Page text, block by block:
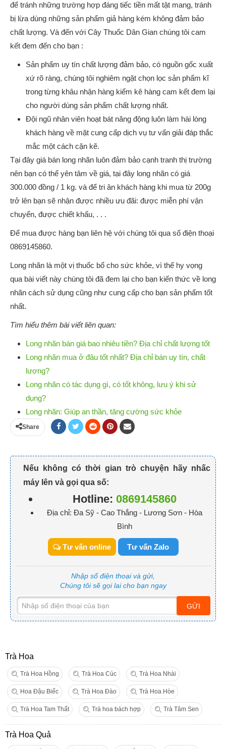
để tránh những trường hợp đáng tiếc tiền mất tật mang, tránh
bị lừa dùng những sản phẩm giả hàng kém không đảm bảo
chất lượng. Và đến với Cây Thuốc Dân Gian chúng tôi cam
kết đem đến cho bạn :
Sản phẩm uy tín chất lượng đảm bảo, có nguồn gốc xuất
xứ rõ ràng, chúng tôi nghiêm ngặt chọn lọc sản phẩm kĩ
trong từng khâu nhận hàng kiểm kê hàng cam kết đem lại
cho người dùng sản phẩm chất lượng nhất.
Đội ngũ nhân viên hoạt bát năng động luôn làm hài lòng
khách hàng về mặt cung cấp dịch vụ tư vấn giải đáp thắc
mắc một cách cặn kẽ.
Tại đây giá bán long nhãn luôn đảm bảo cạnh tranh thị trường
nên bạn có thể yên tâm về giá, tại đây long nhãn có giá
300.000 đồng / 1 kg. và để tri ân khách hàng khi mua từ 200g
trở lên bạn sẽ nhận được nhiều ưu đãi: được miễn phí vận
chuyển, được chiết khấu, . . .
Để mua được hàng bạn liên hệ với chúng tôi qua số điện thoại
0869145860.
Long nhãn là một vị thuốc bổ cho sức khỏe, vì thế hy vọng
qua bài viết này chúng tôi đã đem lại cho bạn kiến thức về long
nhãn cách sử dụng cũng như cung cấp cho bạn sản phẩm tốt
nhất.
Tìm hiểu thêm bài viết liên quan:
Long nhãn bán giá bao nhiêu tiền? Địa chỉ chất lượng tốt
Long nhãn mua ở đâu tốt nhất? Địa chỉ bán uy tín, chất
lượng?
Long nhãn có tác dụng gì, có tốt không, lưu ý khi sử
dụng?
Long nhãn: Giúp an thần, tăng cường sức khỏe
Share
Nếu không có thời gian trò chuyện hãy nhấc
máy lên và gọi qua số:
Hotline: 0869145860
Địa chỉ: Đa Sỹ - Cao Thắng - Lương Sơn - Hòa
Bình
Tư vấn online Tư vấn Zalo
Nhập số điện thoại và gửi,
Chúng tôi sẽ gọi lai cho bạn ngay
GỬI
Trà Hoa
Trà Hoa Hồng Trà Hoa Cúc Trà Hoa Nhài
Hoa Đậu Biếc Trà Hoa Đào Trà Hoa Hòe
Trà Hoa Tam Thất Trà hoa bách hợp Trà Tâm Sen
Trà Hoa Quả